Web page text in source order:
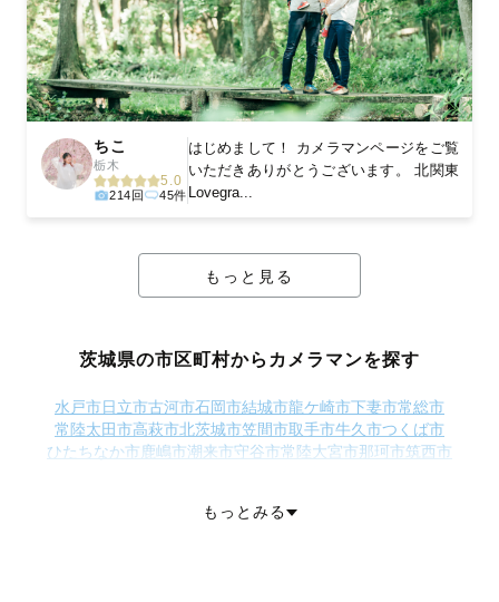
ちこ
栃木
5.0
214回 45件
はじめまして！ カメラマンページをご覧
いただきありがとうございます。 北関東
Lovegra...
もっと見る
茨城県の市区町村からカメラマンを探す
水戸市日立市古河市石岡市結城市龍ケ崎市下妻市常総市
常陸太田市高萩市北茨城市笠間市取手市牛久市つくば市
ひたちなか市鹿嶋市潮来市守谷市常陸大宮市那珂市筑西市
那珂郡東海村久慈郡大子町
もっとみる